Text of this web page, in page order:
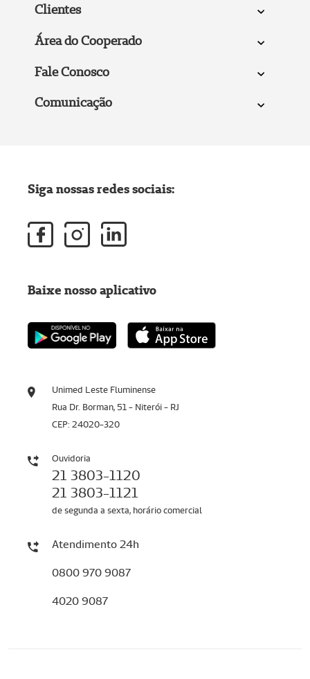
Clientes
Área do Cooperado
Fale Conosco
Comunicação
Unimed Leste Fluminense
Rua Dr. Borman, 51 - Niterói - RJ
CEP: 24020-320
Ouvidoria
21 3803-1120
21 3803-1121
de segunda a sexta, horário comercial
Atendimento 24h
0800 970 9087
4020 9087
Siga nossas redes sociais:
Baixe nosso aplicativo